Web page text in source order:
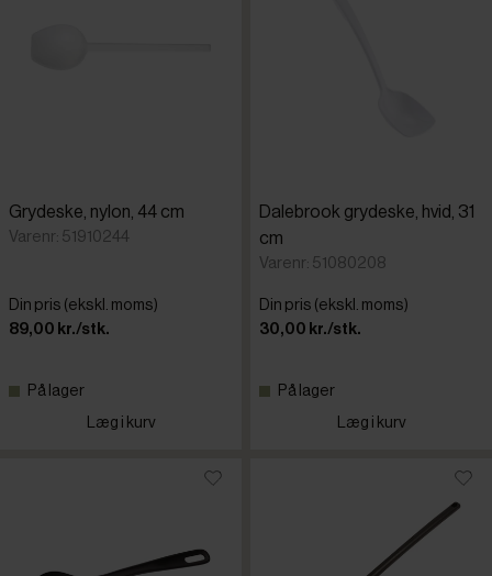
Grydeske, nylon, 44 cm
Varenr: 51910244
Din pris (ekskl. moms)
89,00 kr./stk.
På lager
Læg i kurv
Dalebrook grydeske, hvid, 31
cm
Varenr: 51080208
Din pris (ekskl. moms)
30,00 kr./stk.
På lager
Læg i kurv